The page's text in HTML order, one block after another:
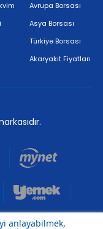
Avrupa Borsası
Asya Borsası
Türkiye Borsası
Akaryakıt Fiyatları